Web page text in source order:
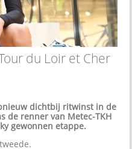
du Loir et Cher
dichtbij ritwinst in de
de renner van Metec-TKH
gewonnen etappe.